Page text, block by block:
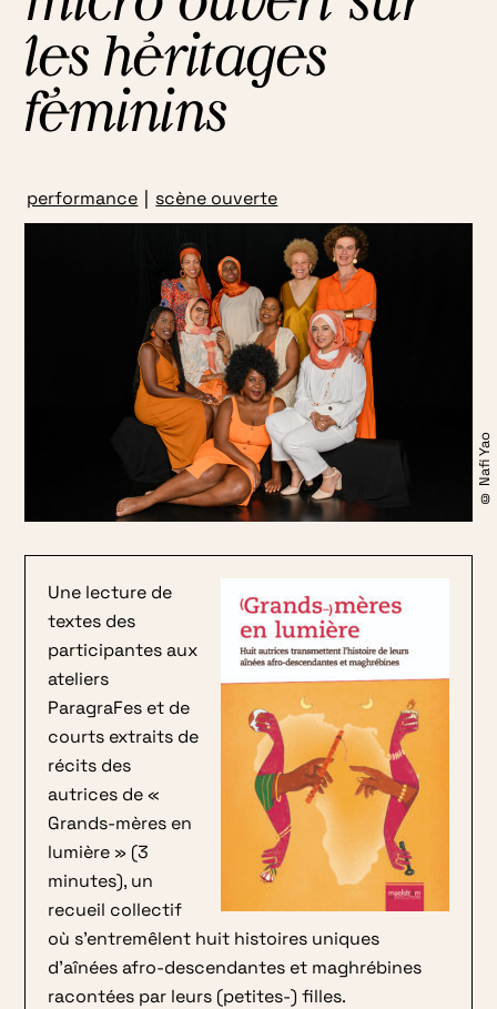
les héritages
féminins
performance scène ouverte
© Nafi Yao
Une lecture de
textes des
participantes aux
ateliers
ParagraFes et de
courts extraits de
récits des
autrices de «
Grands-mères en
lumière » (3
minutes), un
recueil collectif
où s’entremêlent huit histoires uniques
d’aînées afro-descendantes et maghrébines
racontées par leurs (petites-) filles.